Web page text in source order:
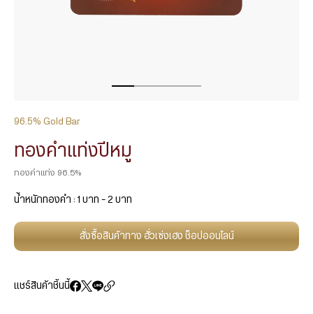
96.5% Gold Bar
ทองคำแท่งปีหมู
ทองคำแท่ง 96.5%
น้ำหนักทองคำ : 1 บาท – 2 บาท
สั่งซื้อสินค้าทาง ฮั่วเซ่งเฮง ช็อปออนไลน์
แชร์สินค้าชิ้นนี้